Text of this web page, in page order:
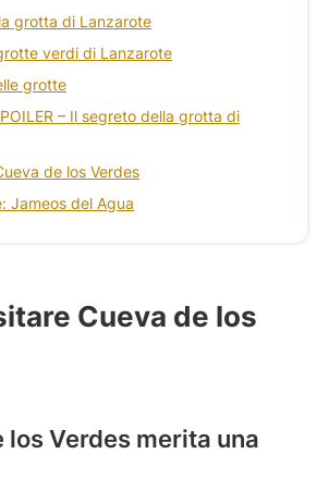
grotta di Lanzarote
verdi di Lanzarote
grotte
– Il segreto della grotta di
de los Verdes
Jameos del Agua
Cueva de los
los Verdes merita una